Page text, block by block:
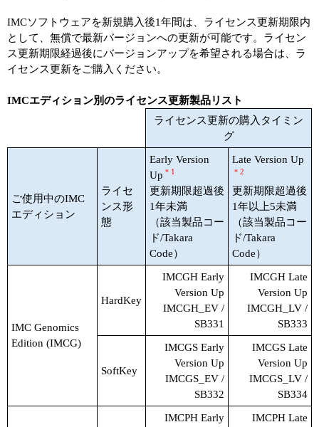
IMCソフトウェアを新規購入後1年間は、ライセンス更新期限内
として、無償で最新バージョンへの更新が可能です。ライセン
ス更新期限経過後にバージョンアップを希望される場合は、ラ
イセンス更新をご購入ください。
IMCエディション別のライセンス更新製品リスト
ライセンス更新の購入タイミン
グ
ご使用中のIMC
エディション
ライセ
ンス形
態
Early Version
Up ＊1
更新期限超過後
1年未満
（該当製品コー
ド/Takara
Code）
Late Version Up
＊2
更新期限超過後
1年以上5未満
（該当製品コー
ド/Takara
Code）
IMC Genomics
Edition (IMCG)
HardKey
IMCGH Early
Version Up
IMCGH_EV /
SB331
IMCGH Late
Version Up
IMCGH_LV /
SB333
SoftKey
IMCGS Early
Version Up
IMCGS_EV /
SB332
IMCGS Late
Version Up
IMCGS_LV /
SB334
IMCPH Early
IMCPH Late